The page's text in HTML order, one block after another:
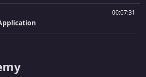
00:07:31